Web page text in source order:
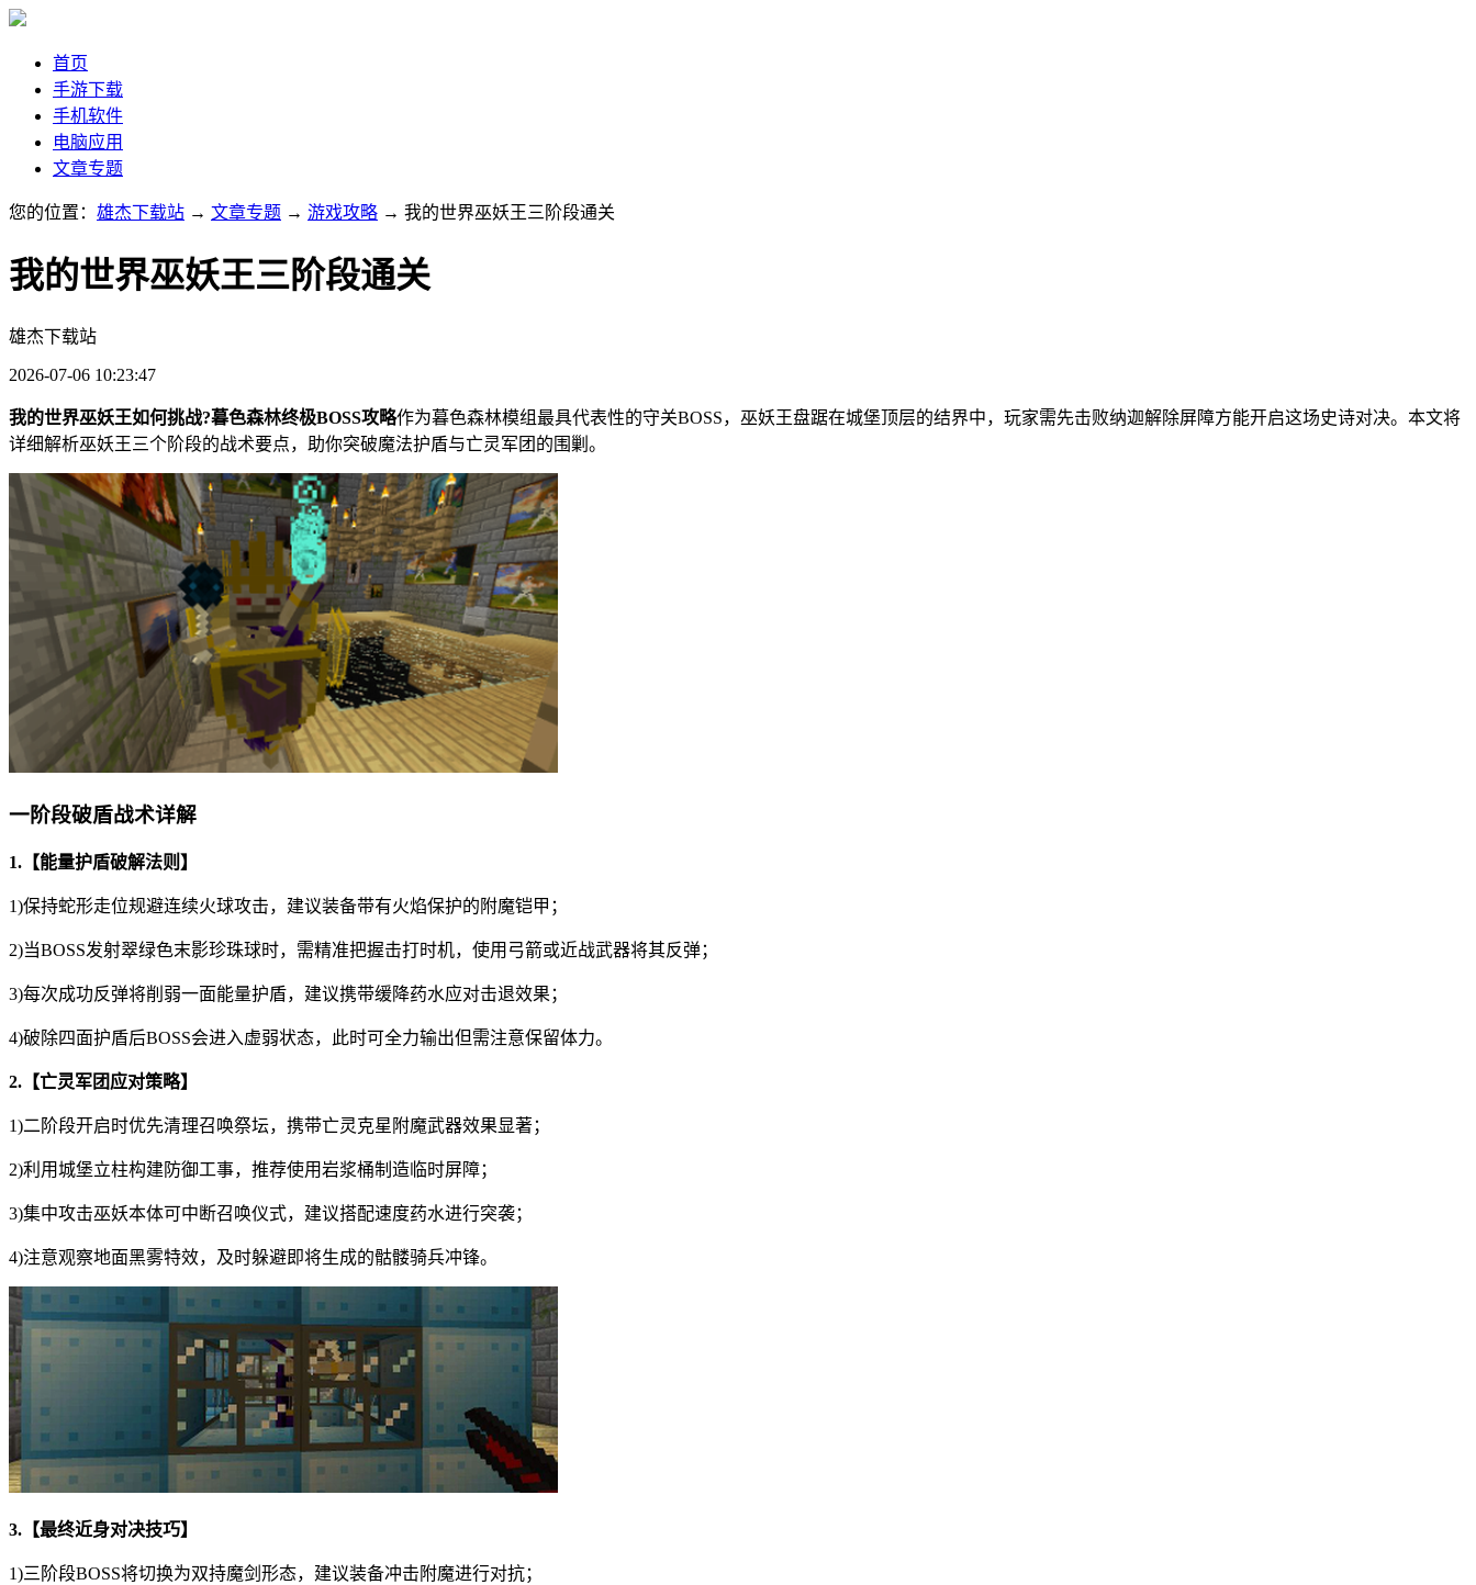
首页
手游下载
手机软件
电脑应用
文章专题
您的位置： 雄杰下载站 → 文章专题 → 游戏攻略 → 我的世界巫妖王三阶段通关
我的世界巫妖王三阶段通关
雄杰下载站
2026-07-06 10:23:47
我的世界巫妖王如何挑战?暮色森林终极BOSS攻略作为暮色森林模组最具代表性的守关BOSS，巫妖王盘踞在城堡顶层的结界中，玩家需先击败纳迦解除屏障方能开启这场史诗对决。本文将
详细解析巫妖王三个阶段的战术要点，助你突破魔法护盾与亡灵军团的围剿。
一阶段破盾战术详解
1.【能量护盾破解法则】
1)保持蛇形走位规避连续火球攻击，建议装备带有火焰保护的附魔铠甲；
2)当BOSS发射翠绿色末影珍珠球时，需精准把握击打时机，使用弓箭或近战武器将其反弹；
3)每次成功反弹将削弱一面能量护盾，建议携带缓降药水应对击退效果；
4)破除四面护盾后BOSS会进入虚弱状态，此时可全力输出但需注意保留体力。
2.【亡灵军团应对策略】
1)二阶段开启时优先清理召唤祭坛，携带亡灵克星附魔武器效果显著；
2)利用城堡立柱构建防御工事，推荐使用岩浆桶制造临时屏障；
3)集中攻击巫妖本体可中断召唤仪式，建议搭配速度药水进行突袭；
4)注意观察地面黑雾特效，及时躲避即将生成的骷髅骑兵冲锋。
3.【最终近身对决技巧】
1)三阶段BOSS将切换为双持魔剑形态，建议装备冲击附魔进行对抗；